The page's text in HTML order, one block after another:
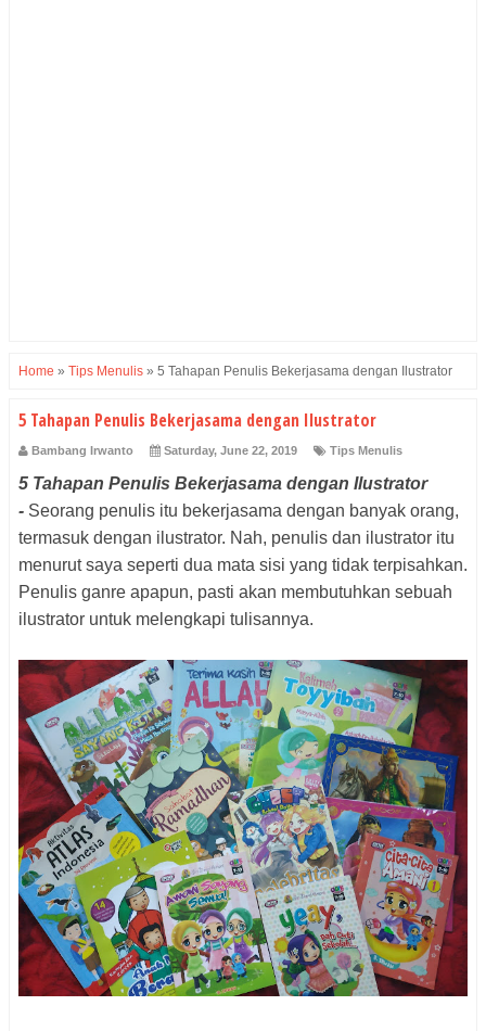
Home » Tips Menulis » 5 Tahapan Penulis Bekerjasama dengan Ilustrator
5 Tahapan Penulis Bekerjasama dengan Ilustrator
Bambang Irwanto Saturday, June 22, 2019 Tips Menulis
5 Tahapan Penulis Bekerjasama dengan Ilustrator
- Seorang penulis itu bekerjasama dengan banyak orang,
termasuk dengan ilustrator. Nah, penulis dan ilustrator itu
menurut saya seperti dua mata sisi yang tidak terpisahkan.
Penulis ganre apapun, pasti akan membutuhkan sebuah
ilustrator untuk melengkapi tulisannya.